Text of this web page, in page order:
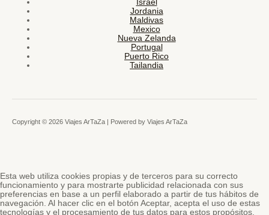
Israel
Jordania
Maldivas
Mexico
Nueva Zelanda
Portugal
Puerto Rico
Tailandia
Copyright © 2026 Viajes ArTaZa | Powered by Viajes ArTaZa
Esta web utiliza cookies propias y de terceros para su correcto
funcionamiento y para mostrarte publicidad relacionada con sus
preferencias en base a un perfil elaborado a partir de tus hábitos de
navegación. Al hacer clic en el botón Aceptar, acepta el uso de estas
tecnologías y el procesamiento de tus datos para estos propósitos.